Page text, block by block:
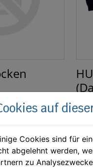
€
auf
Cookies sind für
abgelehnt werden,
zu